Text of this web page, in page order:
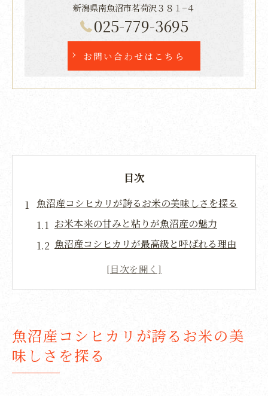
新潟県南魚沼市茗荷沢３８１−４
025-779-3695
お問い合わせはこちら
目次
魚沼産コシヒカリが誇るお米の美味しさを探る
お米本来の甘みと粘りが魚沼産の魅力
魚沼産コシヒカリが最高級と呼ばれる理由
米どころ魚沼市の自然が生む美味しさの秘
口コミで評判のお米その食感と風味を解説
こだわり抜かれた魚沼市のお米の種類と特徴
魚沼産コシヒカリが誇るお米の美
味しさを探る